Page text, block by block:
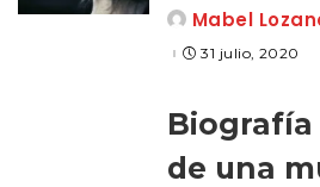
Posted
by
Mabel
31 julio, 2020
Biografía
de una